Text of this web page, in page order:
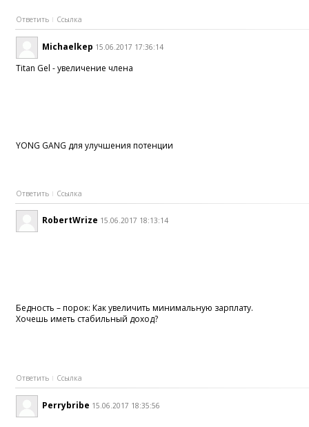
Ответить Ссылка
Michaelkep 15.06.2017 17:36:14
Titan Gel - увеличение члена
YONG GANG для улучшения потенции
Ответить Ссылка
RobertWrize 15.06.2017 18:13:14
Бедность – порок: Как увеличить минимальную зарплату.
Хочешь иметь стабильный доход?
Ответить Ссылка
Perrybribe 15.06.2017 18:35:56